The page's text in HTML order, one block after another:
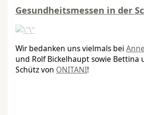
Gesundheitsmessen in der
Wir bedanken uns vielmals bei
und Rolf Bickelhaupt sowie Bettina
Schütz von ONITANI!